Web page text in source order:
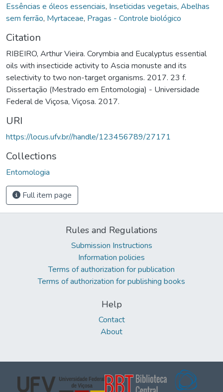
Essências e óleos essenciais, Inseticidas vegetais, Abelhas
sem ferrão, Myrtaceae, Pragas - Controle biológico
Citation
RIBEIRO, Arthur Vieira. Corymbia and Eucalyptus essential
oils with insecticide activity to Ascia monuste and its
selectivity to two non-target organisms. 2017. 23 f.
Dissertação (Mestrado em Entomologia) - Universidade
Federal de Viçosa, Viçosa. 2017.
URI
https://locus.ufv.br//handle/123456789/27171
Collections
Entomologia
Full item page
Rules and Regulations
Submission Instructions
Information policies
Terms of authorization for publication
Terms of authorization for publishing books
Help
Contact
About